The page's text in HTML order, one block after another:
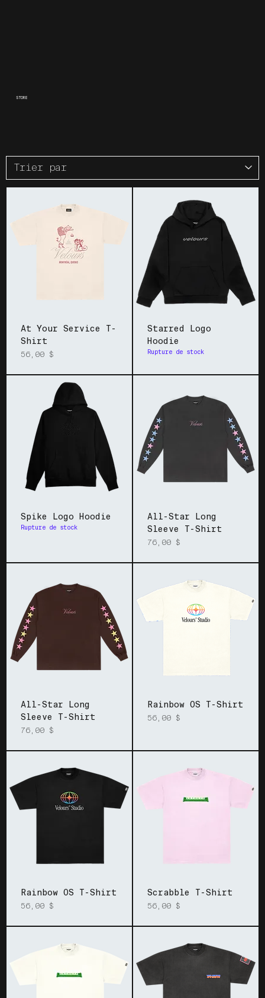
At Your Service T-
Shirt
Prix
56,00 $
Starred Logo
Hoodie
Rupture de stock
Spike Logo Hoodie
Rupture de stock
All-Star Long
Sleeve T-Shirt
Prix
76,00 $
All-Star Long
Sleeve T-Shirt
Prix
76,00 $
Rainbow OS T-Shirt
Prix
56,00 $
Rainbow OS T-Shirt
Prix
56,00 $
Scrabble T-Shirt
Prix
56,00 $
STORE